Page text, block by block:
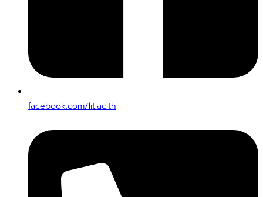
facebook.com/lit.ac.th